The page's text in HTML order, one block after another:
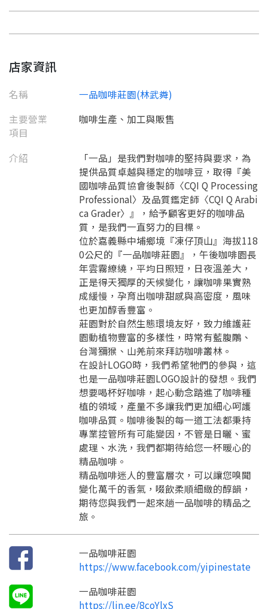
店家資訊
名稱
一品咖啡莊園(林武粦)
主要營業
項目
咖啡生產、加工與販售
介紹
「一品」是我們對咖啡的堅持與要求，為
提供品質卓越與穩定的咖啡豆，取得『美
國咖啡品質協會後製師〈CQI Q Processing
Professional〉及品質鑑定師〈CQI Q Arabi
ca Grader〉』，給予顧客更好的咖啡品
質，是我們一直努力的目標。
位於嘉義縣中埔鄉境『凍仔頂山』海拔118
0公尺的『一品咖啡莊園』，午後咖啡園長
年雲霧繚繞，平均日照短，日夜溫差大，
正是得天獨厚的天候變化，讓咖啡果實熟
成緩慢，孕育出咖啡甜感與高密度，風味
也更加醇香豐富。
莊園對於自然生態環境友好，致力維護莊
園動植物豐富的多樣性，時常有藍腹鷴、
台灣獼猴、山羌前來拜訪咖啡叢林。
在設計LOGO時，我們希望牠們的參與，這
也是一品咖啡莊園LOGO設計的發想。我們
想要喝杯好咖啡，起心動念踏進了咖啡種
植的領域，產量不多讓我們更加細心呵護
咖啡品質。咖啡後製的每一道工法都秉持
專業控管所有可能變因，不管是日曬、蜜
處理、水洗，我們都期待給您一杯暖心的
精品咖啡。
精品咖啡迷人的豐富層次，可以讓您嗅聞
變化萬千的香氣，啜飲柔順細緻的醇韻，
期待您與我們一起來趟一品咖啡的精品之
旅。
一品咖啡莊園
https://www.facebook.com/yipinestate
一品咖啡莊園
https://lin.ee/8coYlxS
要註冊嗎？
嗨~這個 LINE 帳號還沒有註冊過，
只要驗證手機號碼就能完成註冊。
您要繼續嗎？
返回
請加入LINE好友
請掃描或點擊 QR code
加入「嘉義優鮮」LINE 好友，
才能繼續註冊喔。
點擊加入 LINE 好友
註冊完成
註冊完成了！
返回首頁
訊息
確認
要申請新產品嗎？
您的申請資料正在等候審查中，
返回首頁
要看申請秘笈嗎？
想知道怎麼做更容易通過審核嗎？
看看申請教學吧！
如果你已經準備好了，
直接申請 看密笈
返回首頁